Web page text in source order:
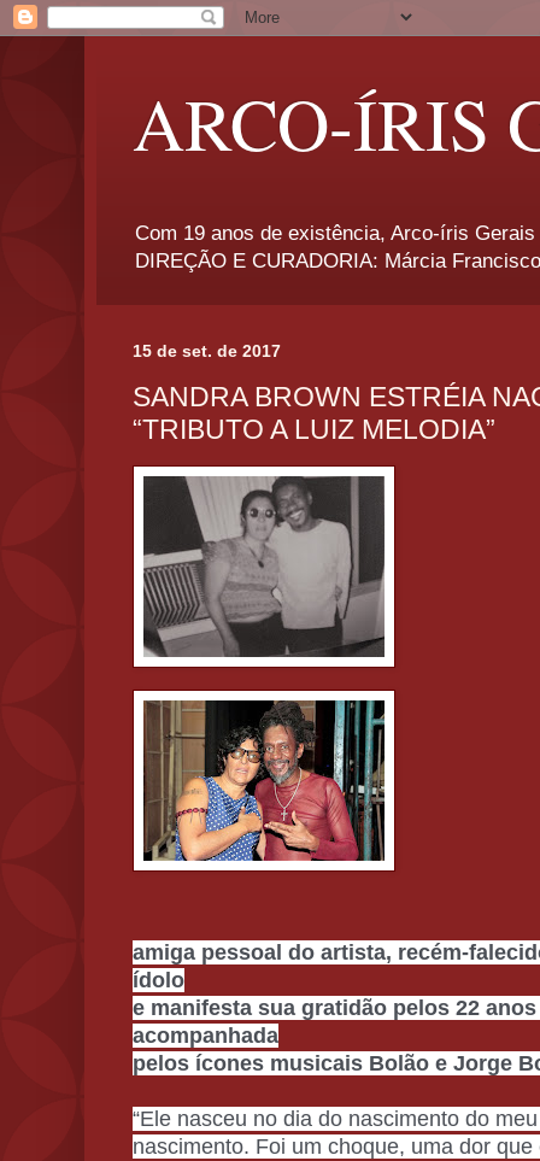
ARCO-ÍRIS
Com 19 anos de existência, Arco-íris
DIREÇÃO E CURADORIA: Márcia
15 de set. de 2017
SANDRA BROWN ESTRÉIA
“TRIBUTO A LUIZ MELODIA”
amiga pessoal do artista, recém-
ídolo
e manifesta sua gratidão pelos 22
acompanhada
pelos ícones musicais Bolão e Jorge
“Ele nasceu no dia do nascimento do
nascimento. Foi um choque, uma dor